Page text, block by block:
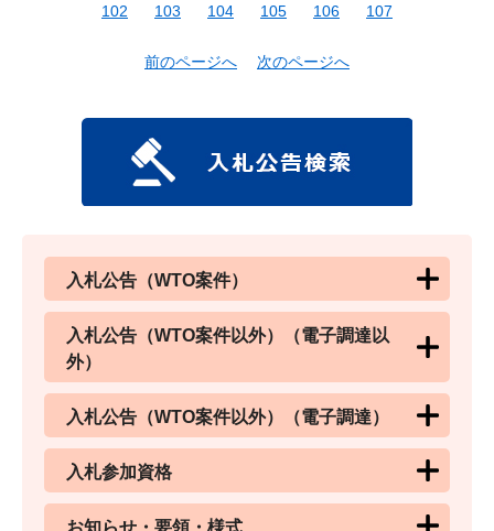
102
103 104 105 106 107
前のページへ 次のページへ
入札公告（WTO案件）
入札公告（WTO案件以外）（電子調達以
外）
入札公告（WTO案件以外）（電子調達）
入札参加資格
お知らせ・要領・様式